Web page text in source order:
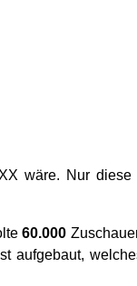
wäre. Nur diese
60.000
aufgebaut,